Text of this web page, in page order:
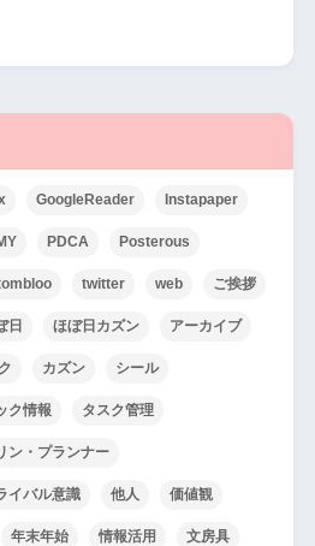
GoogleReader Instapaper
PDCA Posterous
twitter web ご挨拶
日 ほぼ日カズン アーカイブ
カズン シール
ク情報 タスク管理
ン・プランナー
イバル意識 他人 価値観
年末年始 情報活用 文房具